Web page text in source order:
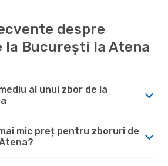
despre
la București la Atena
al unui zbor de la
mic preț pentru zboruri de